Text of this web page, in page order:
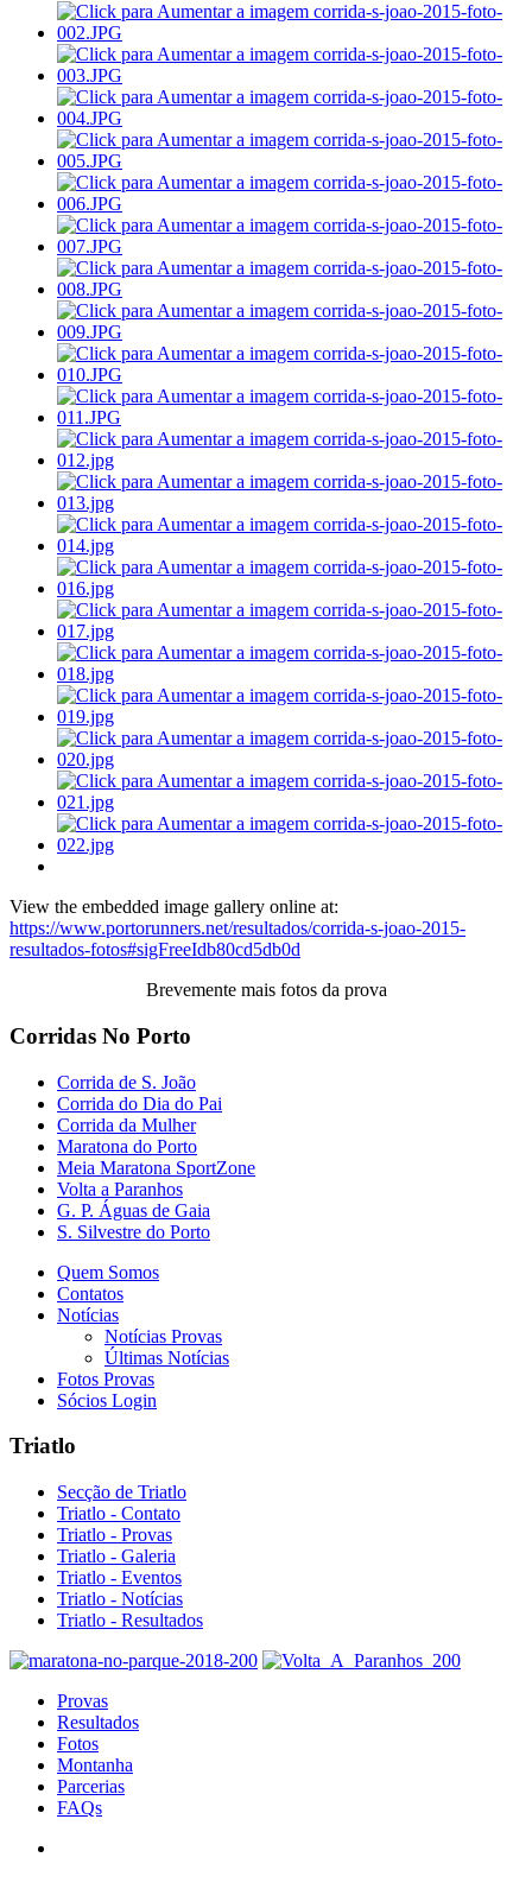
View the embedded image gallery online at:
https://www.portorunners.net/resultados/corrida-s-joao-2015-
resultados-fotos#sigFreeIdb80cd5db0d
Brevemente mais fotos da prova
Corridas No Porto
Corrida de S. João
Corrida do Dia do Pai
Corrida da Mulher
Maratona do Porto
Meia Maratona SportZone
Volta a Paranhos
G. P. Águas de Gaia
S. Silvestre do Porto
Quem Somos
Contatos
Notícias
Notícias Provas
Últimas Notícias
Fotos Provas
Sócios Login
Triatlo
Secção de Triatlo
Triatlo - Contato
Triatlo - Provas
Triatlo - Galeria
Triatlo - Eventos
Triatlo - Notícias
Triatlo - Resultados
Provas
Resultados
Fotos
Montanha
Parcerias
FAQs